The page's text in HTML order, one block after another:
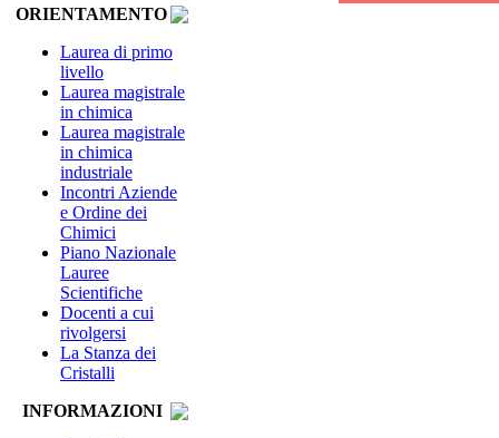
ORIENTAMENTO
Laurea di primo
livello
Laurea magistrale
in chimica
Laurea magistrale
in chimica
industriale
Incontri Aziende
e Ordine dei
Chimici
Piano Nazionale
Lauree
Scientifiche
Docenti a cui
rivolgersi
La Stanza dei
Cristalli
INFORMAZIONI